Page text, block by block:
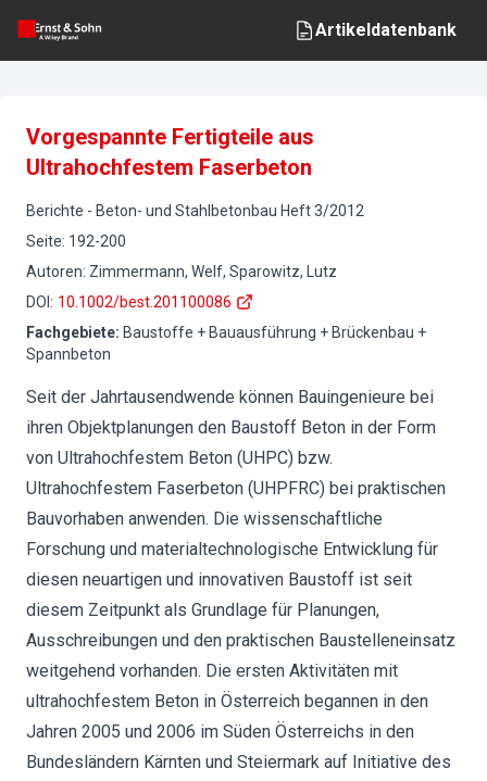
Artikeldatenbank
Vorgespannte Fertigteile aus
Ultrahochfestem Faserbeton
Berichte - Beton- und Stahlbetonbau Heft3/2012
Seite: 192-200
Autoren: Zimmermann, Welf, Sparowitz, Lutz
DOI : 10.1002/best.201100086
Fachgebiete: Baustoffe + Bauausführung + Brückenbau +
Spannbeton
Seit der Jahrtausendwende können Bauingenieure bei
ihren Objektplanungen den Baustoff Beton in der Form
von Ultrahochfestem Beton (UHPC) bzw.
Ultrahochfestem Faserbeton (UHPFRC) bei praktischen
Bauvorhaben anwenden. Die wissenschaftliche
Forschung und materialtechnologische Entwicklung für
diesen neuartigen und innovativen Baustoff ist seit
diesem Zeitpunkt als Grundlage für Planungen,
Ausschreibungen und den praktischen Baustelleneinsatz
weitgehend vorhanden. Die ersten Aktivitäten mit
ultrahochfestem Beton in Österreich begannen in den
Jahren 2005 und 2006 im Süden Österreichs in den
Bundesländern Kärnten und Steiermark auf Initiative des